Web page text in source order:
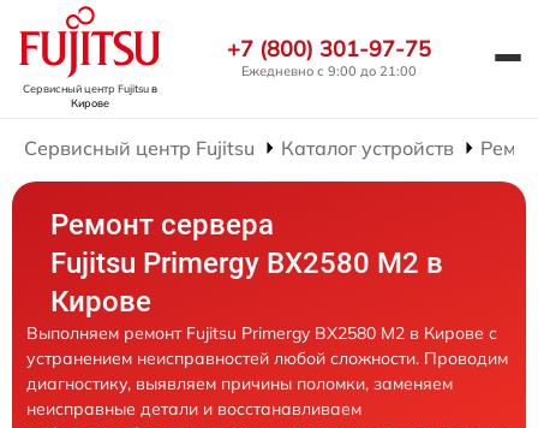
Сервисный центр Fujitsuв
Кирове
+7 (800) 301-97-75
Ежедневно с 9:00 до 21:00
Сервисный центр Fujitsu Каталог устройств
Ремонт сервера
Fujitsu Primergy BX2580 M2 в
Кирове
Выполняем ремонт Fujitsu Primergy BX2580 M2 в Кирове с
устранением неисправностей любой сложности. Проводим
диагностику, выявляем причины поломки, заменяем
неисправные детали и восстанавливаем